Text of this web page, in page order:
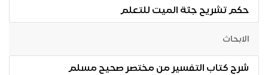
حكم تشريح جثة الميت للتعلم
الابحاث
شرح كتاب التفسير من مختصر صحيح مسلم